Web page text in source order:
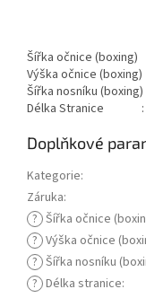
Šířka očnice
Výška očnice
Šířka nosníku
Délka Stranice :
Doplňkové
Kategorie:
Záruka:
? Šířka očnice
? Výška očnice
? Šířka nosníku
? Délka stranice: